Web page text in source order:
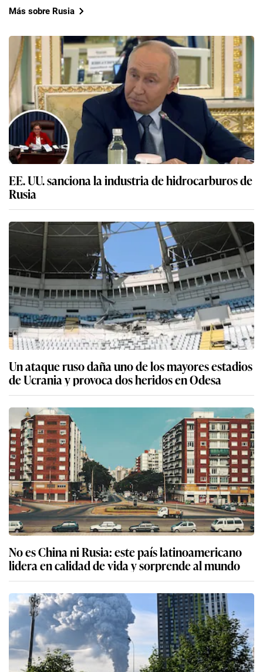
Más sobre Rusia
EE. UU. sanciona la industria de hidrocarburos de
Rusia
Un ataque ruso daña uno de los mayores estadios
de Ucrania y provoca dos heridos en Odesa
No es China ni Rusia: este país latinoamericano
lidera en calidad de vida y sorprende al mundo